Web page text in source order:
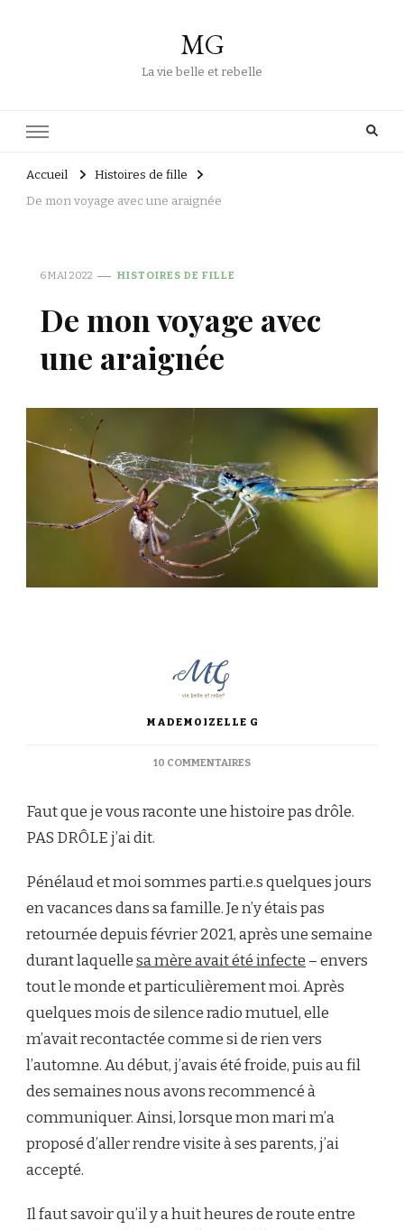
MG
La vie belle et rebelle
Accueil
Histoires de fille
De mon voyage avec une araignée
6 MAI 2022 HISTOIRES DE FILLE
De mon voyage avec
une araignée
MADEMOIZELLE G
10 COMMENTAIRESSUR
VOYAGE
Faut que je vous raconte une histoire pas drôle.
PAS DRÔLE j’ai dit.
Pénélaud et moi sommes parti.e.s quelques jours
en vacances dans sa famille. Je n’y étais pas
retournée depuis février 2021, après une semaine
durant laquellesa mère avait été infecte – envers
tout le monde et particulièrement moi. Après
quelques mois de silence radio mutuel, elle
m’avait recontactée comme si de rien vers
l’automne. Au début, j’avais été froide, puis au fil
des semaines nous avons recommencé à
communiquer. Ainsi, lorsque mon mari m’a
proposé d’aller rendre visite à ses parents, j’ai
accepté.
Il faut savoir qu’il y a huit heures de route entre